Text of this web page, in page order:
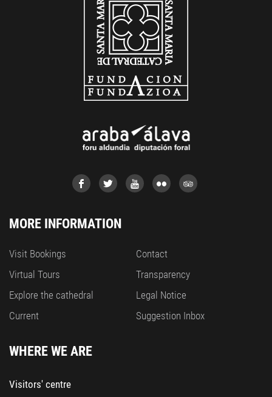
MORE INFORMATION
Visit Bookings
Virtual Tours
Explore the cathedral
Current
Contact
Transparency
Legal Notice
Suggestion Inbox
WHERE WE ARE
Visitors' centre